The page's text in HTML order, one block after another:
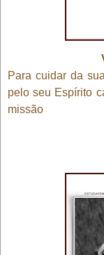
Para cuidar da
pelo seu Espírito
missão